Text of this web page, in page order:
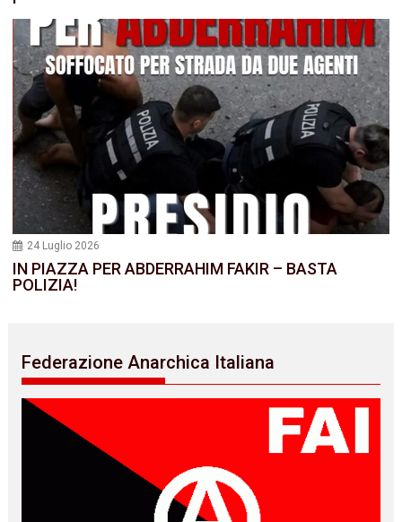
24 Luglio 2026
IN PIAZZA PER ABDERRAHIM FAKIR – BASTA
POLIZIA!
Federazione Anarchica Italiana